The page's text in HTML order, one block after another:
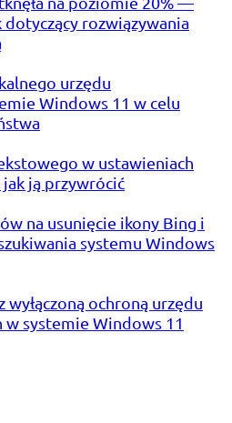
rozwiązywania
urzędu
Windows 11 w celu
w ustawieniach
ją przywrócić
na usunięcie ikony Bing i
systemu Windows
wyłączoną ochroną urzędu
w systemie Windows 11